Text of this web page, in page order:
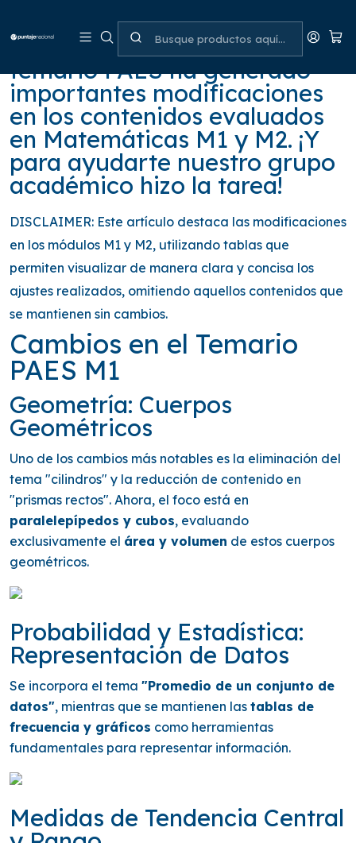
La reciente actualización del
temario PAES ha generado
importantes modificaciones
en los contenidos evaluados
en Matemáticas M1 y M2. ¡Y
para ayudarte nuestro grupo
académico hizo la tarea!
DISCLAIMER: Este artículo destaca las modificaciones
en los módulos M1 y M2, utilizando tablas que
permiten visualizar de manera clara y concisa los
ajustes realizados, omitiendo aquellos contenidos que
se mantienen sin cambios.
Cambios en el Temario
PAES M1
Geometría: Cuerpos
Geométricos
Uno de los cambios más notables es la eliminación del
tema "cilindros" y la reducción de contenido en
"prismas rectos". Ahora, el foco está en
paralelepípedos y cubos, evaluando
exclusivamente el área y volumen de estos cuerpos
geométricos.
Probabilidad y Estadística:
Representación de Datos
Se incorpora el tema "Promedio de un conjunto de
datos", mientras que se mantienen las tablas de
frecuencia y gráficos como herramientas
fundamentales para representar información.
Medidas de Tendencia Central